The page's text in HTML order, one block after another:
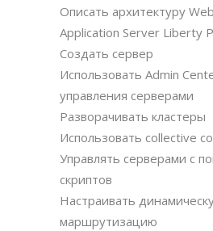
Описать архитектуру
Application Server Liberty
Создать сервер
Использовать Admin
управления серверами
Разворачивать кластеры
Использовать collective
Управлять серверами с
скриптов
Настраивать
маршрутизацию